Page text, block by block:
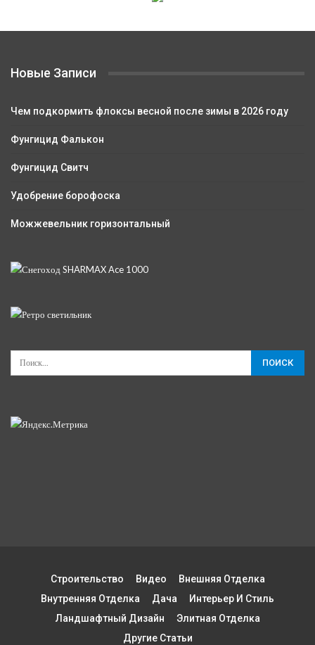
Новые Записи
Чем подкормить флоксы весной после зимы в 2026 году
Фунгицид Фалькон
Фунгицид Свитч
Удобрение борофоска
Можжевельник горизонтальный
Строительство Видео
Внешняя Отделка
Внутренняя Отделка
Дача
Интерьер И Стиль
Ландшафтный Дизайн
Элитная Отделка
Другие Статьи